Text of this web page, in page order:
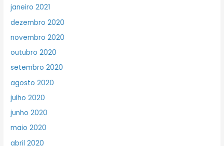
janeiro 2021
dezembro 2020
novembro 2020
outubro 2020
setembro 2020
agosto 2020
julho 2020
junho 2020
maio 2020
abril 2020